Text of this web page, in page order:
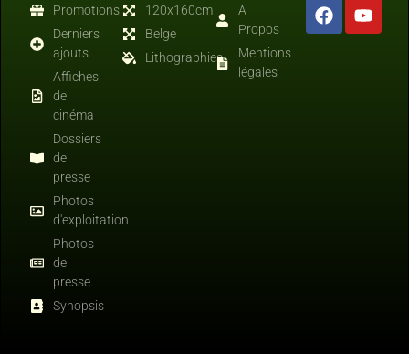
Promotions
Derniers
ajouts
Affiches
de
cinéma
Dossiers
de
presse
Photos
d'exploitation
Photos
de
presse
Synopsis
120x160cm
Belge
Lithographies
A
Propos
Mentions
légales